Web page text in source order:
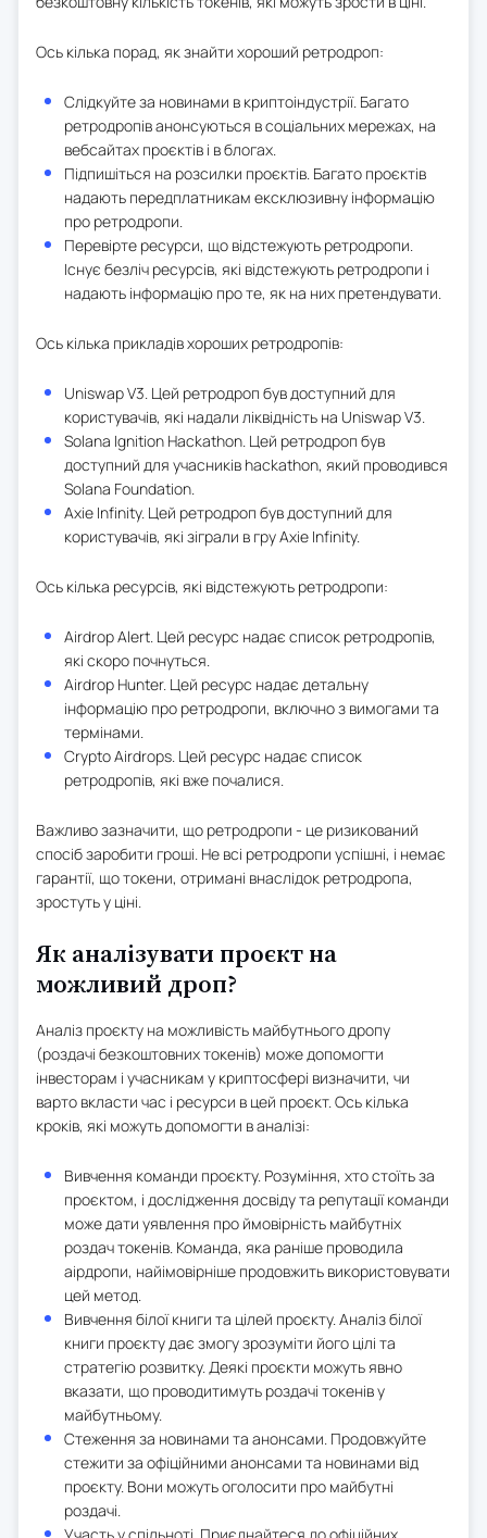
Ось кілька порад, як знайти хороший ретродроп:
Слідкуйте за новинами в криптоіндустрії. Багато
ретродропів анонсуються в соціальних мережах, на
вебсайтах проєктів і в блогах.
Підпишіться на розсилки проєктів. Багато проєктів
надають передплатникам ексклюзивну інформацію
про ретродропи.
Перевірте ресурси, що відстежують ретродропи.
Існує безліч ресурсів, які відстежують ретродропи і
надають інформацію про те, як на них претендувати.
Ось кілька прикладів хороших ретродропів:
Uniswap V3. Цей ретродроп був доступний для
користувачів, які надали ліквідність на Uniswap V3.
Solana Ignition Hackathon. Цей ретродроп був
доступний для учасників hackathon, який проводився
Solana Foundation.
Axie Infinity. Цей ретродроп був доступний для
користувачів, які зіграли в гру Axie Infinity.
Ось кілька ресурсів, які відстежують ретродропи:
Airdrop Alert. Цей ресурс надає список ретродропів,
які скоро почнуться.
Airdrop Hunter. Цей ресурс надає детальну
інформацію про ретродропи, включно з вимогами та
термінами.
Crypto Airdrops. Цей ресурс надає список
ретродропів, які вже почалися.
Важливо зазначити, що ретродропи - це ризикований
спосіб заробити гроші. Не всі ретродропи успішні, і немає
гарантії, що токени, отримані внаслідок ретродропа,
зростуть у ціні.
Як аналізувати проєкт на
можливий дроп?
Аналіз проєкту на можливість майбутнього дропу
(роздачі безкоштовних токенів) може допомогти
інвесторам і учасникам у криптосфері визначити, чи
варто вкласти час і ресурси в цей проєкт. Ось кілька
кроків, які можуть допомогти в аналізі:
Вивчення команди проєкту. Розуміння, хто стоїть за
проєктом, і дослідження досвіду та репутації команди
може дати уявлення про ймовірність майбутніх
роздач токенів. Команда, яка раніше проводила
аірдропи, найімовірніше продовжить використовувати
цей метод.
Вивчення білої книги та цілей проєкту. Аналіз білої
книги проєкту дає змогу зрозуміти його цілі та
стратегію розвитку. Деякі проєкти можуть явно
вказати, що проводитимуть роздачі токенів у
майбутньому.
Стеження за новинами та анонсами. Продовжуйте
стежити за офіційними анонсами та новинами від
проєкту. Вони можуть оголосити про майбутні
роздачі.
Участь у спільноті. Приєднайтеся до офіційних